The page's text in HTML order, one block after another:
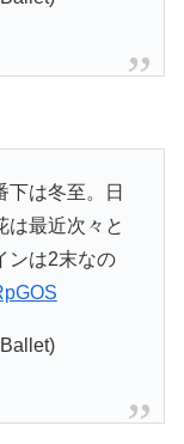
下は冬至。日
は最近次々と
ンは2末なの